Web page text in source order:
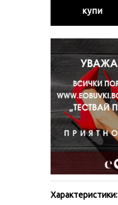
купи
Характеристики: